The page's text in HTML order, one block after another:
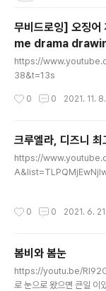
무비드로잉] 오징
me drama
https://
38&t=13s
0 0 2021. 11. 8.
크루엘라, 디즈니 최
https://
른 컬러로 염색을 하신 분
아요. 이런 부분은 엠마 스
다. 팔색조 연기자라는 건
니다. 전작과 다르게 살짝
0 0 2021. 6. 21.
봄비와 봄눈
https://youtu.be/
로 눈으로 왔으면 큰일